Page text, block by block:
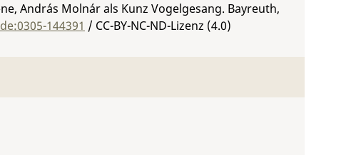
András Molnár als Kunz Vogelgesang. Bayreuth,
144391 / CC-BY-NC-ND-Lizenz (4.0)